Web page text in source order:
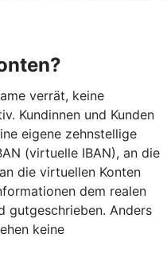
verrät, keine
Kundinnen und Kunden
eigene zehnstellige
(virtuelle IBAN), an die
die virtuellen Konten
dem realen
gutgeschrieben. Anders
keine